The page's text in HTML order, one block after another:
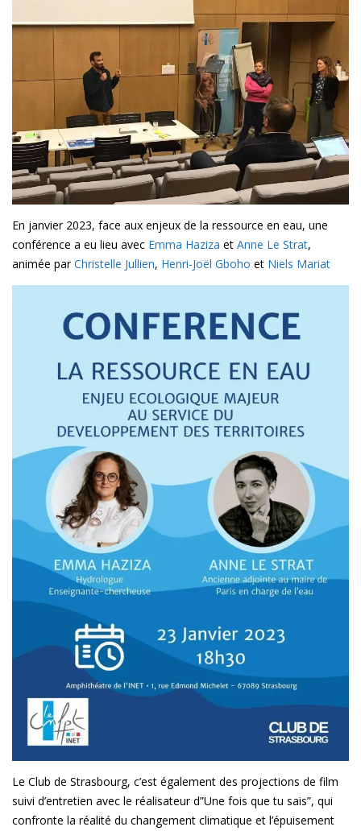
En janvier 2023, face aux enjeux de la ressource en eau, une
conférence a eu lieu avec Emma Haziza et Anne Le Strat,
animée parChristelle Jullien, Henri-Joël Gboho et Niels Mariat
Le Club de Strasbourg, c’est également des projections de film
suivi d’entretien avec le réalisateur d”Une fois que tu sais”, qui
confronte la réalité du changement climatique et l’épuisement